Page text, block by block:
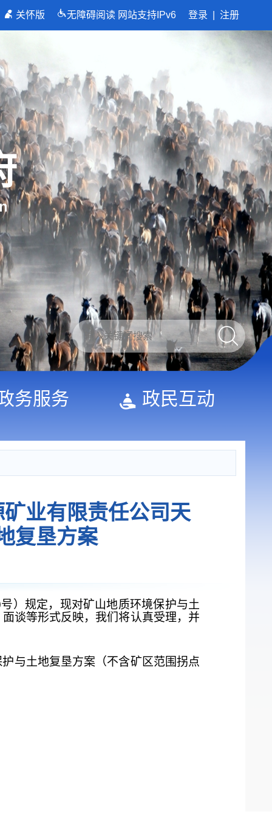
关怀版 无障碍阅读 网站支持IPv6 登录 注册
务服务 政民互动
业有限责任公司天
复垦方案
）规定，现对矿山地质环境保护与土
谈等形式反映，我们将认真受理，并
与土地复垦方案 （不含矿区范围拐点